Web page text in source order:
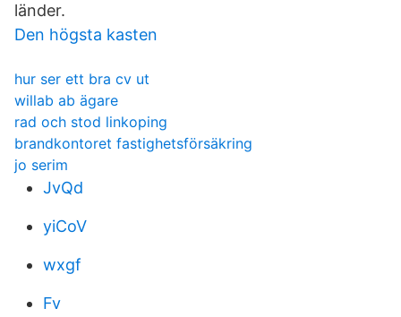
länder.
Den högsta kasten
hur ser ett bra cv ut
willab ab ägare
rad och stod linkoping
brandkontoret fastighetsförsäkring
jo serim
JvQd
yiCoV
wxgf
Fv